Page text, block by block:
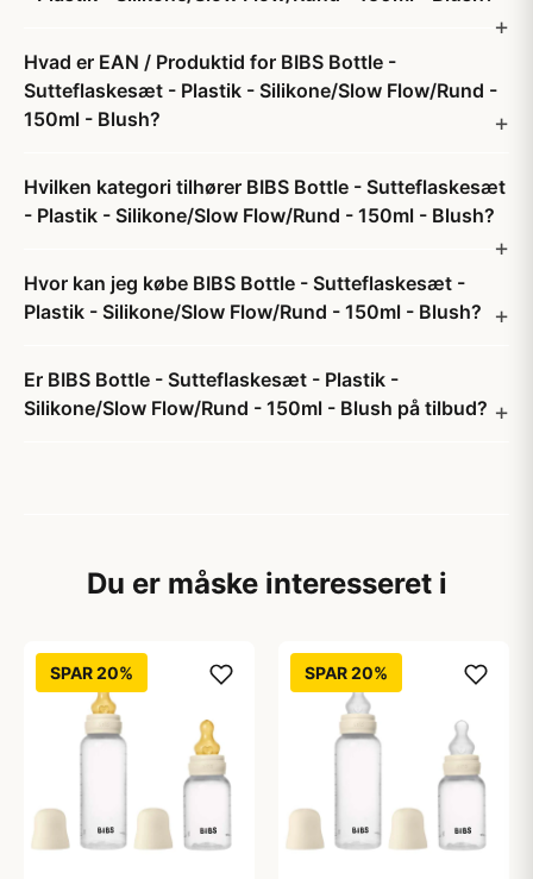
Hvad er EAN / Produktid for BIBS Bottle -
Sutteflaskesæt - Plastik - Silikone/Slow Flow/Rund -
150ml - Blush?
Hvilken kategori tilhører BIBS Bottle - Sutteflaskesæt
- Plastik - Silikone/Slow Flow/Rund - 150ml - Blush?
Hvor kan jeg købe BIBS Bottle - Sutteflaskesæt -
Plastik - Silikone/Slow Flow/Rund - 150ml - Blush?
Er BIBS Bottle - Sutteflaskesæt - Plastik -
Silikone/Slow Flow/Rund - 150ml - Blush på tilbud?
Du er måske interesseret i
SPAR 20% SPAR 20%